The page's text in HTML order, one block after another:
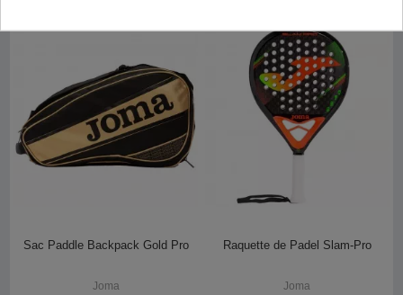
Sac Paddle Backpack Gold Pro
Joma
Raquette de Padel Slam-Pro
Joma